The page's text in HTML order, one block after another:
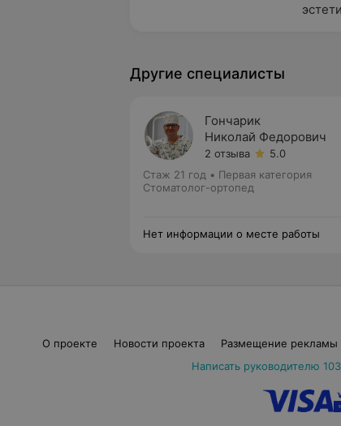
Другие специалисты
Гончарик
Николай Федорович
2 отзыва
5.0
Стаж 21 год • Первая категория
Стоматолог-ортопед
Нет информации о месте работы
О проекте Новости проекта Размещение рекламы
Написать руководителю